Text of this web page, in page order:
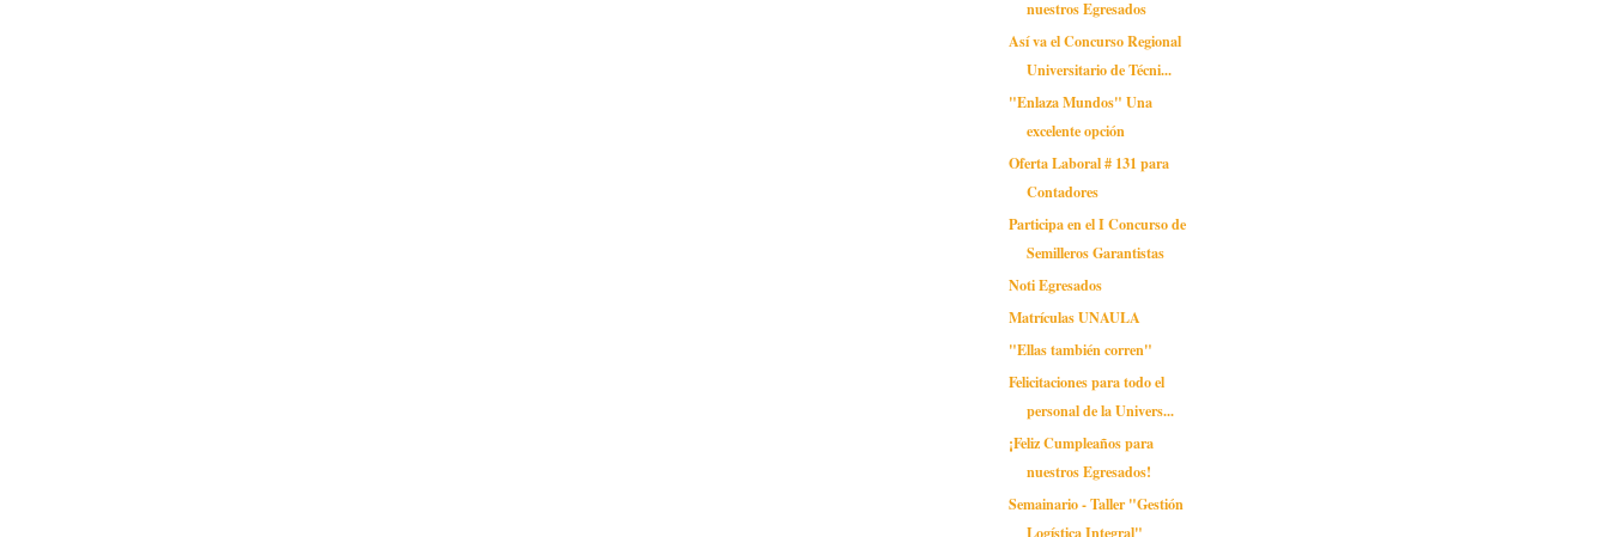
nuestros Egresados
Así va el Concurso Regional
Universitario de Técni...
"Enlaza Mundos" Una
excelente opción
Oferta Laboral # 131 para
Contadores
Participa en el I Concurso de
Semilleros Garantistas
Noti Egresados
Matrículas UNAULA
"Ellas también corren"
Felicitaciones para todo el
personal de la Univers...
¡Feliz Cumpleaños para
nuestros Egresados!
Semainario - Taller "Gestión
Logística Integral"